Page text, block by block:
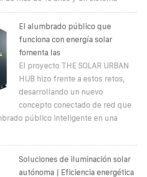
El alumbrado público que
funciona con energía solar
fomenta las
El proyecto THE SOLAR URBAN
HUB hizo frente a estos retos,
desarrollando un nuevo
concepto conectado de red que
público inteligente en una
Soluciones de iluminación solar
autónoma | Eficiencia energética